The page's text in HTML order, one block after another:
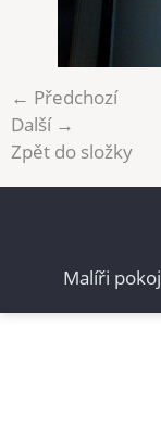
← Předchozí
Další →
Zpět do složky
Malíři